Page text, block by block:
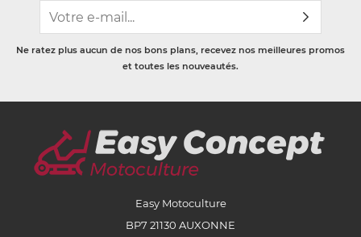
Ne ratez plus aucun de nos bons plans, recevez nos meilleures promos
et toutes les nouveautés.
Easy Motoculture
BP7 21130 AUXONNE